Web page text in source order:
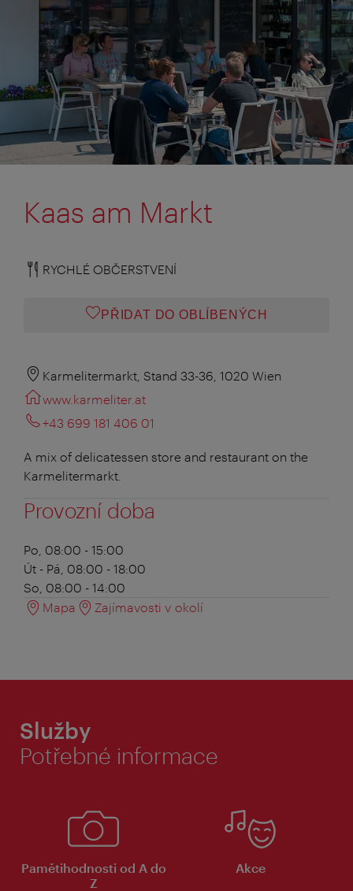
Kaas am Markt
RYCHLÉ OBČERSTVENÍ
PŘIDAT DO OBLÍBENÝCH
Karmelitermarkt, Stand 33-36, 1020 Wien
www.karmeliter.at
+43 699 181 406 01
A mix of delicatessen store and restaurant on the
Karmelitermarkt.
Provozní doba
Po, 08:00 - 15:00
Út - Pá, 08:00 - 18:00
So, 08:00 - 14:00
Mapa
Zajímavosti v okolí
Služby
Potřebné informace
Pamětihodnosti od A do
Z
Akce